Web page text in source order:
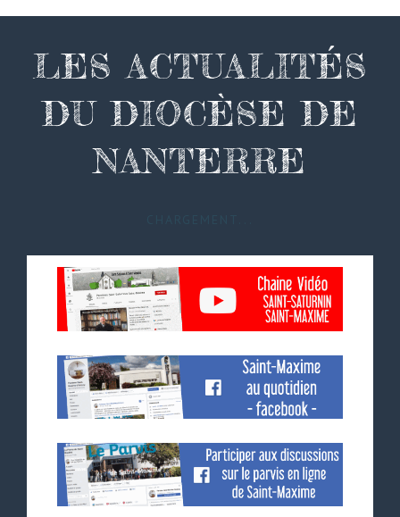
LES ACTUALITÉS
DU DIOCÈSE DE
NANTERRE